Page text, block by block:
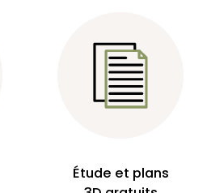
Étude et plans